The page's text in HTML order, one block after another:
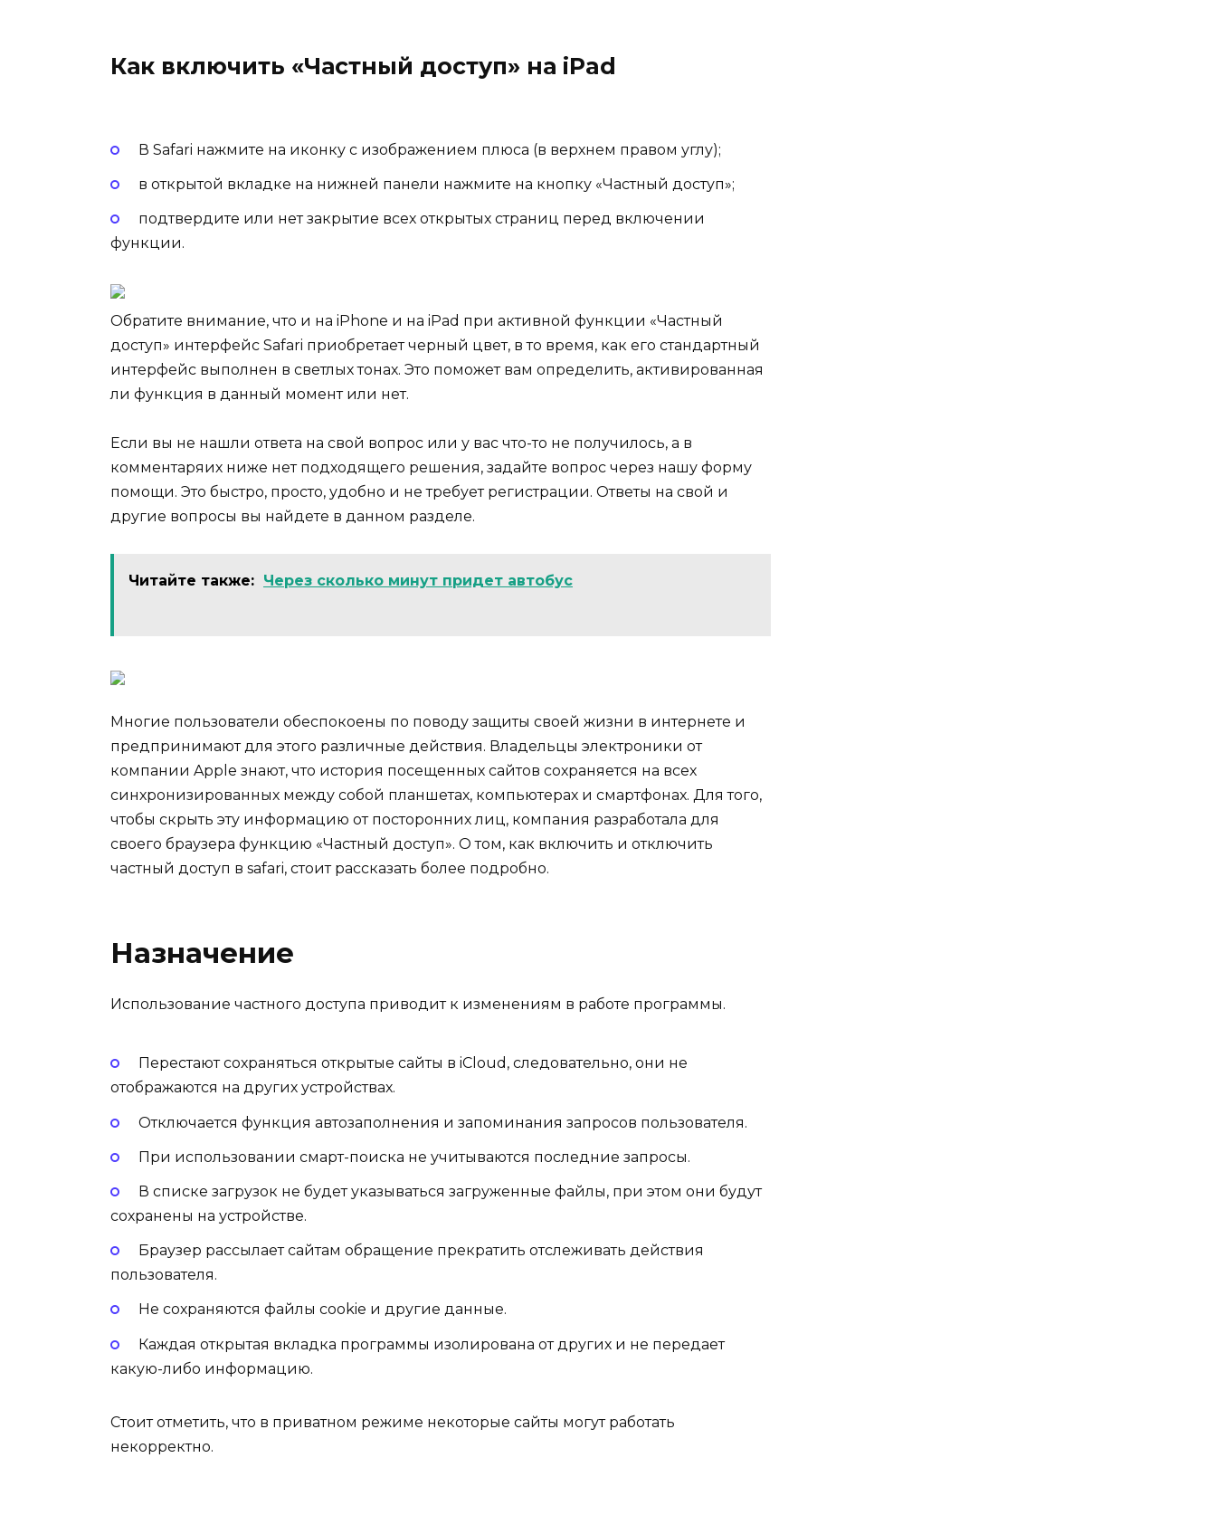
Как включить «Частный доступ» на iPad
В Safari нажмите на иконку с изображением плюса (в верхнем правом углу);
в открытой вкладке на нижней панели нажмите на кнопку «Частный доступ»;
подтвердите или нет закрытие всех открытых страниц перед включении
функции.
Обратите внимание, что и на iPhone и на iPad при активной функции «Частный
доступ» интерфейс Safari приобретает черный цвет, в то время, как его стандартный
интерфейс выполнен в светлых тонах. Это поможет вам определить, активированная
ли функция в данный момент или нет.
Если вы не нашли ответа на свой вопрос или у вас что-то не получилось, а в
комментаряих ниже нет подходящего решения, задайте вопрос через нашу форму
помощи. Это быстро, просто, удобно и не требует регистрации. Ответы на свой и
другие вопросы вы найдете в данном разделе.
Читайте также: Через сколько минут придет автобус
Многие пользователи обеспокоены по поводу защиты своей жизни в интернете и
предпринимают для этого различные действия. Владельцы электроники от
компании Apple знают, что история посещенных сайтов сохраняется на всех
синхронизированных между собой планшетах, компьютерах и смартфонах. Для того,
чтобы скрыть эту информацию от посторонних лиц, компания разработала для
своего браузера функцию «Частный доступ». О том, как включить и отключить
частный доступ в safari, стоит рассказать более подробно.
Назначение
Использование частного доступа приводит к изменениям в работе программы.
Перестают сохраняться открытые сайты в iCloud, следовательно, они не
отображаются на других устройствах.
Отключается функция автозаполнения и запоминания запросов пользователя.
При использовании смарт-поиска не учитываются последние запросы.
В списке загрузок не будет указываться загруженные файлы, при этом они будут
сохранены на устройстве.
Браузер рассылает сайтам обращение прекратить отслеживать действия
пользователя.
Не сохраняются файлы cookie и другие данные.
Каждая открытая вкладка программы изолирована от других и не передает
какую-либо информацию.
Стоит отметить, что в приватном режиме некоторые сайты могут работать
некорректно.